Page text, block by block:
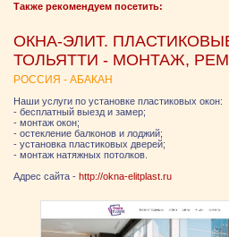
Также рекомендуем посетить:
ОКНА-ЭЛИТ.
ТОЛЬЯТТИ - МОНТАЖ,
РОССИЯ - АБАКАН
Наши услуги по установке пластиковых окон:
- бесплатный выезд и замер;
- монтаж окон;
- остекление балконов и лоджий;
- установка пластиковых дверей;
- монтаж натяжных потолков.
Адрес сайта - http://okna-elitplast.ru